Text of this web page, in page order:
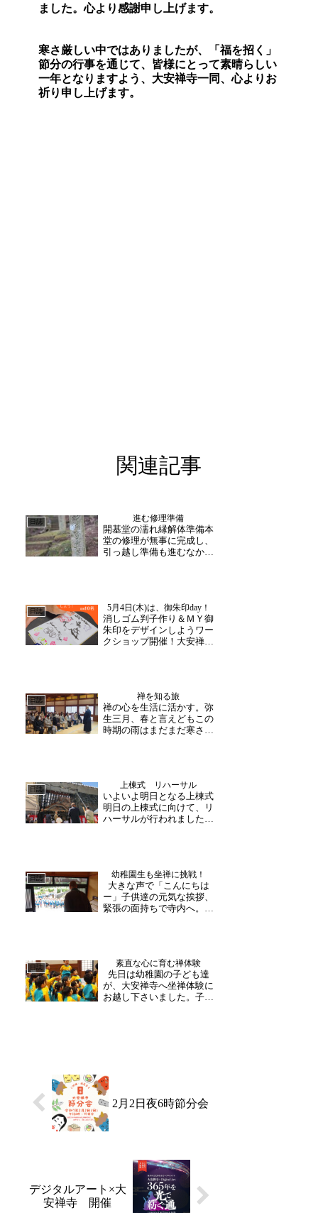
ました。心より感謝申し上げます。
寒さ厳しい中ではありましたが、
「福を招く」
節分の行事を通じて、皆様にとって素晴らしい
一年となりますよう 、大安禅寺一同、心よりお
祈り申し上げます。
関連記事
日誌 進む修理準備
開基堂の濡れ縁解体準備本
堂の修理が無事に完成し、
引っ越し準備も進むなか、
まりました。解体に先立っ
て行われているのが「番
付」と呼ばれる作業です。
こ...
日誌 5月4日(木)は、御朱印day！
消しゴム判子作り＆ＭＹ御
朱印をデザインしようワー
クショップ開催！大安禅寺
て、間もなく二年目を迎え
るにあたり、消しゴムハン
コのワークショップを開催
い...
日誌 禅を知る旅
禅の心を生活に活かす。弥
生三月、春と言えどもこの
時期の雨はまだまだ寒さを
傾け、身近な禅の話に笑顔
満開でした。「なるほ
ど！」「今日から意識して
みま...
日誌 上棟式 リハーサル
いよいよ明日となる上棟式
明日の上棟式に向けて、リ
ハーサルが行われました。
た。寺内では、野口社中の
皆様がお花を生けてくださ
いました。枯木堂や松雲
の...
日誌 幼稚園生も坐禅に挑戦！
大きな声で「こんにちは
ー」子供達の元気な挨拶、
緊張の面持ちで寺内へ。県
に響く大きな声で和尚さん
に御挨拶。お堂では、和尚
さんから坐禅の坐り方を教
わり...
日誌 素直な心に育む禅体験
先日は幼稚園の子ども達
が、大安禅寺へ坐禅体験に
お越し下さいました。子ど
と向き合っておりました。
2月2日夜6時節分会
デジタルアート×大
安禅寺 開催